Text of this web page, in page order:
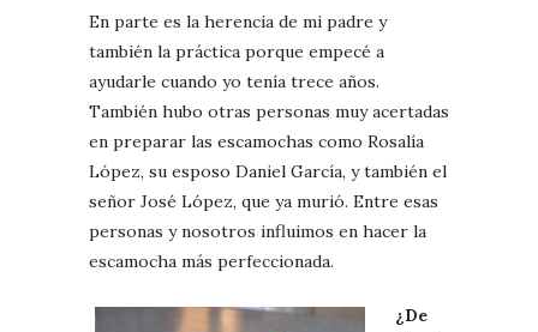
En parte es la herencia de mi padre y
también la práctica porque empecé a
ayudarle cuando yo tenía trece años.
También hubo otras personas muy acertadas
en preparar las escamochas como Rosalía
López, su esposo Daniel García, y también el
señor José López, que ya murió. Entre esas
personas y nosotros influimos en hacer la
escamocha más perfeccionada.
¿De